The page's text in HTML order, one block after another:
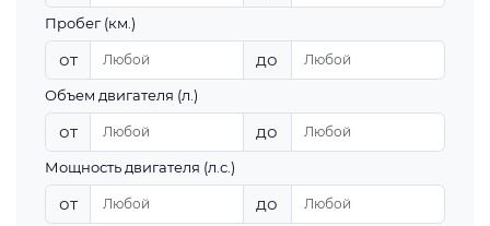
Пробег (км.)
от до
Объем двигателя (л.)
от до
Мощность двигателя (л.с.)
от до